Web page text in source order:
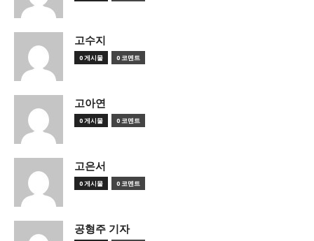
고수지
0 게시물 0 코멘트
고아연
0 게시물 0 코멘트
고은서
0 게시물 0 코멘트
공형주 기자